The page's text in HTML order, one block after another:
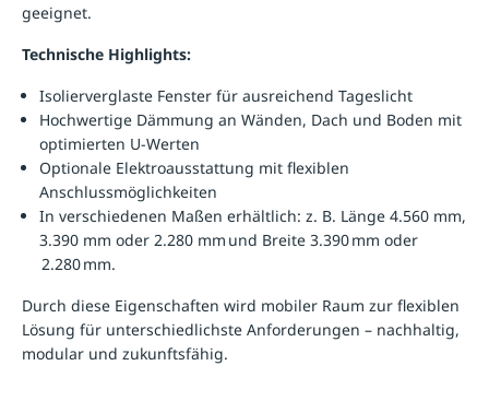
geeignet.
Technische Highlights:
Isolierverglaste Fenster für ausreichend Tageslicht
Hochwertige Dämmung an Wänden, Dach und Boden mit
optimierten U-Werten
Optionale Elektroausstattung mit flexiblen
Anschlussmöglichkeiten
In verschiedenen Maßen erhältlich: z. B. Länge 4.560 mm,
3.390 mm oder 2.280 mm und Breite 3.390 mm oder
2.280 mm.
Durch diese Eigenschaften wird mobiler Raum zur flexiblen
Lösung für unterschiedlichste Anforderungen – nachhaltig,
modular und zukunftsfähig.